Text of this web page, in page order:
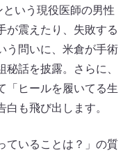
いう現役医師の男性
が震えたり、失敗する
う問いに、米倉が手術
話を披露。さらに、
「ヒールを履いてる生
も飛び出します。
ていることは？」の質